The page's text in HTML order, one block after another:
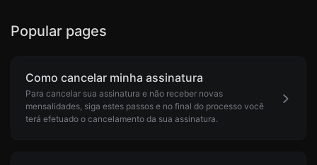
Popular pages
Como cancelar minha assinatura
Para cancelar sua assinatura e não receber novas
mensalidades, siga estes passos e no final do processo você
terá efetuado o cancelamento da sua assinatura.